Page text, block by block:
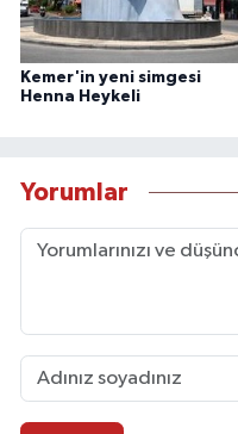
Kemer'in yeni simgesi
Henna Heykeli
Yorumlar